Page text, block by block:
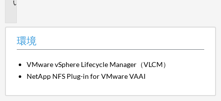
環境
VMware vSphere Lifecycle Manager（VLCM）
NetApp NFS Plug-in for VMware VAAI